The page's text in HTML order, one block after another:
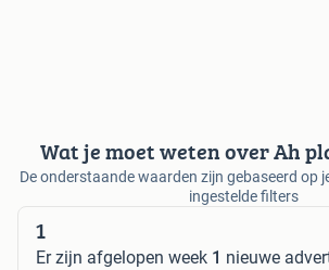
Wat je moet weten over Ah
De onderstaande waarden zijn gebaseerd op
ingestelde filters
1
Er zijn afgelopen week 1 nieuwe